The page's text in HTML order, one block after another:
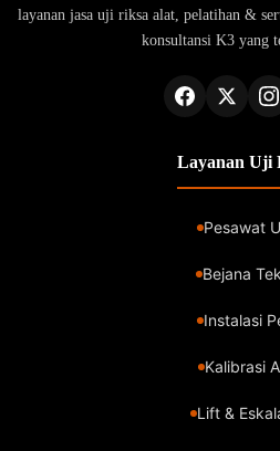
layanan jasa uji riksa alat, pelatihan &
konsultansi K3 yang
Layanan Uji
Pesawat
Bejana
Instalasi
Kalibrasi
Lift &